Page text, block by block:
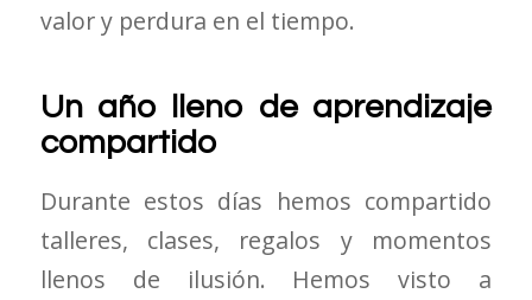
valor y perdura en el tiempo.
Un año lleno de aprendizaje
compartido
Durante estos días hemos compartido
talleres, clases, regalos y momentos
llenos de ilusión. Hemos visto a